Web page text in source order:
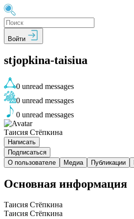
Войти
stjopkina-taisiua
0 unread messages
0 unread messages
0 unread messages
Таисия Стёпкина
Написать
Подписаться
О пользователе
Медиа Публикации
Основная информация
Таисия Стёпкина
Таисия Стёпкина